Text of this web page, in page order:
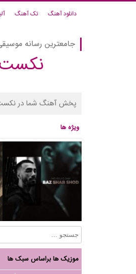
دانلود آهنگ تک آهنگ
جامعترین رسانه
پخش آهنگ شما در نکست
ویژه ها
موزیک ها براساس سبک ها